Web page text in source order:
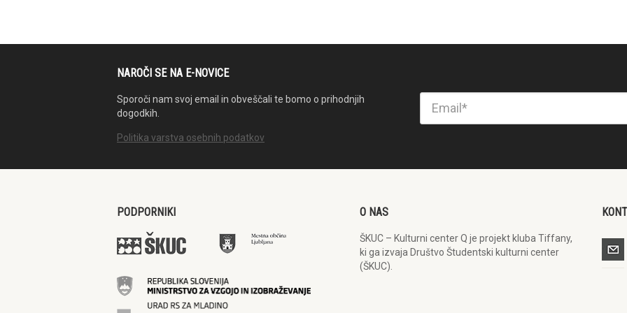
NAROČI SE NA E-NOVICE
Sporoči nam svoj email in obveščali te bomo o prihodnjih
dogodkih.
Politika varstva osebnih podatkov
PODPORNIKI O NAS
ŠKUC – Kulturni center Q je projekt kluba Tiffany,
ki ga izvaja Društvo Študentski kulturni center
(ŠKUC).